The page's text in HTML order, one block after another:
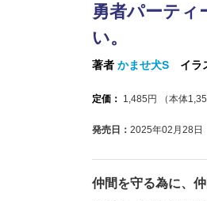
勇者パーティ
い。
著者 かませ犬S イラ
定価： 1,485 円 （本体
発売日： 2025年02月28日
仲間を守る為に、